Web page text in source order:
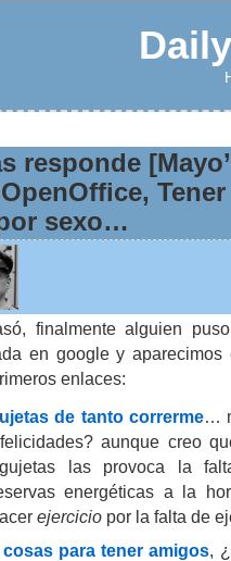
responde
sexo…
finalmente alguien
en google y aparecimos
enlaces:
de tanto correrme…
aunque creo
las provoca la
energéticas a la
ejercicio por la falta de
cosas para tener amigos,